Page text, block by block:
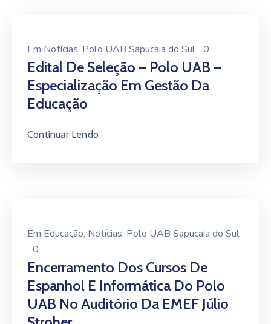
Em Notícias‚ Polo UAB Sapucaia do Sul 0
Edital De Seleção – Polo UAB –
Especialização Em Gestão Da
Educação
Continuar Lendo
Em Educação‚ Notícias‚ Polo UAB Sapucaia do Sul
0
Encerramento Dos Cursos De
Espanhol E Informática Do Polo
UAB No Auditório Da EMEF Júlio